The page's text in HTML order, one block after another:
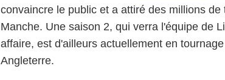
convaincre le public et a attiré des millions
Manche. Une saison 2, qui verra l'équipe de
affaire, est d'ailleurs actuellement en
Angleterre.